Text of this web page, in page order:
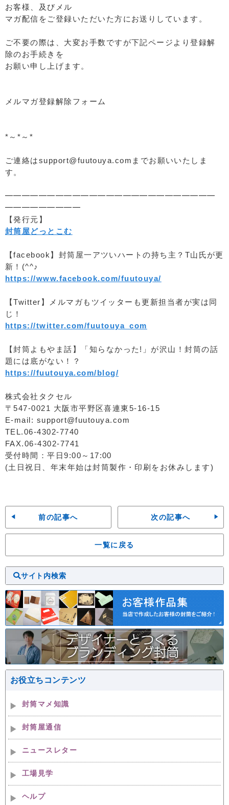
お客様、及びメル
マガ配信をご登録いただいた方にお送りしています。
ご不要の際は、大変お手数ですが下記ページより登録解
除のお手続きを
お願い申し上げます。
メルマガ登録解除フォーム
*～*～*
ご連絡はsupport@fuutouya.comまでお願いいたしま
す。
━━━━━━━━━━━━━━━━━━━━━━━━━
━━━━━━━━━
【発行元】
封筒屋どっとこむ
【facebook】封筒屋一アツいハートの持ち主？T山氏が更
新！(^^♪
https://www.facebook.com/fuutouya/
【Twitter】メルマガもツイッターも更新担当者が実は同
じ！
https://twitter.com/fuutouya_com
【封筒よもやま話】「知らなかった!」が沢山！封筒の話
題には底がない！？
https://fuutouya.com/blog/
株式会社タクセル
〒547-0021 大阪市平野区喜連東5-16-15
E-mail: support@fuutouya.com
TEL.06-4302-7740
FAX.06-4302-7741
受付時間：平日9:00～17:00
(土日祝日、年末年始は封筒製作・印刷をお休みします)
前の記事へ
一覧に戻る
次の記事へ
サイト内検索
お役立ちコンテンツ
封筒マメ知識
封筒屋通信
ニュースレター
工場見学
ヘルプ